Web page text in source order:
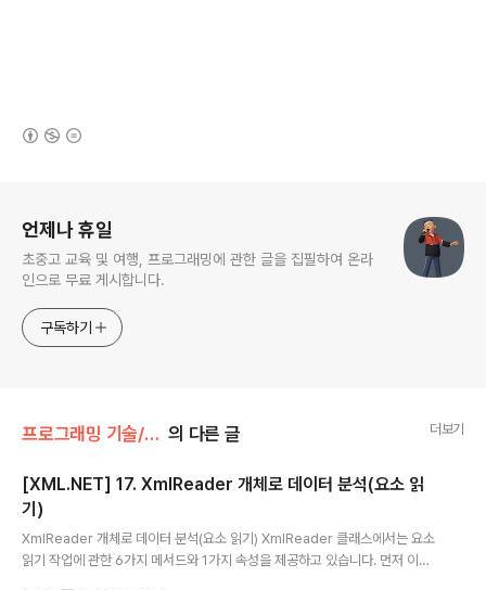
언제나 휴일
초중고 교육 및 여행, 프로그래밍에 관한 글을 집필하여 온라
인으로 무료 게시합니다.
구독하기
프로그래밍 기술/XML.NET 의 다른 글 더보기
[XML.NET] 17. XmlReader 개체로 데이터 분석(요소 읽
기)
XmlReader 개체로 데이터 분석(요소 읽기) XmlReader 클래스에서는 요소
읽기 작업에 관한 6가지 메서드와 1가지 속성을 제공하고 있습니다. 먼저 이들